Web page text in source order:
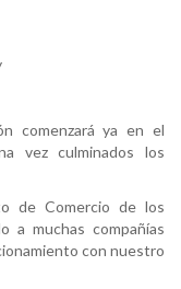
comenzará ya en el
vez culminados los
de Comercio de los
a muchas compañías
con nuestro